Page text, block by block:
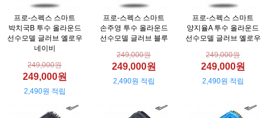
프로-스펙스 스마트
박치국B 투수 올라운드
선수모델 글러브 옐로우
네이비
249,000원
249,000원
2,490원 적립
프로-스펙스 스마트
손주영 투수 올라운드
선수모델 글러브 블루
249,000원
249,000원
2,490원 적립
프로-스펙스 스마트
양지율A 투수 올라운드
선수모델 글러브 옐로우
249,000원
249,000원
2,490원 적립